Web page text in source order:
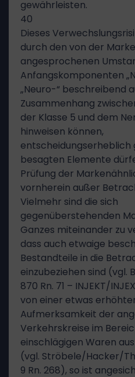
gewährleisten.
40
Dieses
durch den von der
angesprochenen
Anfangskomponenten
„Neuro-“ beschreibend
Zusammenhang
der Klasse 5 und dem
hinweisen können,
entscheidungserheblich
besagten Elemente
Prüfung der
vornherein außer
Vielmehr sind die sich
gegenüberstehenden
Ganzes miteinander zu
dass auch etwaige
Bestandteile in die
einzubeziehen sind (vgl.
870 Rn. 71 – INJEKT/
von einer etwas
Aufmerksamkeit der
Verkehrskreise im
einschlägigen Waren
(vgl. Ströbele/Hacker/
9 Rn. 268), so ist